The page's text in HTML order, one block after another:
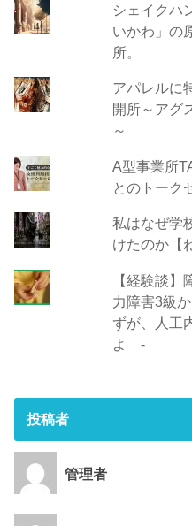
シェイクハ
いかわ」の
所。
アパレルに
開所～アグ
～
A型事業所
とのトーク
私はなぜ学
けたのか【
【経験談
力障害3級
ずが、人工
よ -
投稿者
管理者